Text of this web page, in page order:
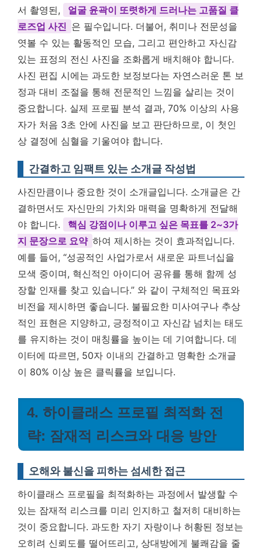
서 촬영된,
얼굴 윤곽이 또렷하게 드러나는 고품질 클
로즈업 사진 은 필수입니다. 더불어, 취미나 전문성을
엿볼 수 있는 활동적인 모습, 그리고 편안하고 자신감
있는 표정의 전신 사진을 조화롭게 배치해야 합니다.
사진 편집 시에는 과도한 보정보다는 자연스러운 톤 보
정과 대비 조절을 통해 전문적인 느낌을 살리는 것이
중요합니다. 실제 프로필 분석 결과, 70% 이상의 사용
자가 처음 3초 안에 사진을 보고 판단하므로, 이 첫인
상 결정에 심혈을 기울여야 합니다.
간결하고 임팩트 있는 소개글 작성법
사진만큼이나 중요한 것이 소개글입니다. 소개글은 간
결하면서도 자신만의 가치와 매력을 명확하게 전달해
야 합니다.
핵심 강점이나 이루고 싶은 목표를 2~3가
지 문장으로 요약 하여 제시하는 것이 효과적입니다.
예를 들어, “성공적인 사업가로서 새로운 파트너십을
모색 중이며, 혁신적인 아이디어 공유를 통해 함께 성
장할 인재를 찾고 있습니다.” 와 같이 구체적인 목표와
비전을 제시하면 좋습니다. 불필요한 미사여구나 추상
적인 표현은 지양하고, 긍정적이고 자신감 넘치는 태도
를 유지하는 것이 매칭률을 높이는 데 기여합니다. 데
이터에 따르면, 50자 이내의 간결하고 명확한 소개글
이 80% 이상 높은 클릭률을 보입니다.
4. 하이클래스 프로필 최적화 전
략: 잠재적 리스크와 대응 방안
오해와 불신을 피하는 섬세한 접근
하이클래스 프로필을 최적화하는 과정에서 발생할 수
있는 잠재적 리스크를 미리 인지하고 철저히 대비하는
것이 중요합니다. 과도한 자기 자랑이나 허황된 정보는
오히려 신뢰도를 떨어뜨리고, 상대방에게 불쾌감을 줄